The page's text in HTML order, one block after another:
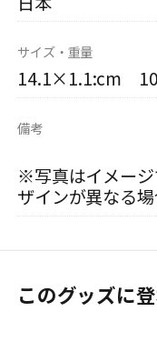
サイズ・重量
14.1×1.1:cm
備考
※写真はイメージ
ザインが異なる場
このグッズに